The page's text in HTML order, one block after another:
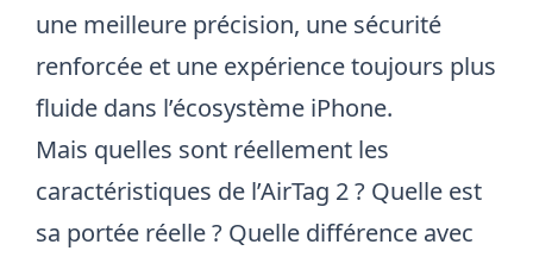
une meilleure précision, une sécurité
renforcée et une expérience toujours plus
fluide dans l’écosystème iPhone.
Mais quelles sont réellement les
caractéristiques de l’AirTag 2 ? Quelle est
sa portée réelle ? Quelle différence avec